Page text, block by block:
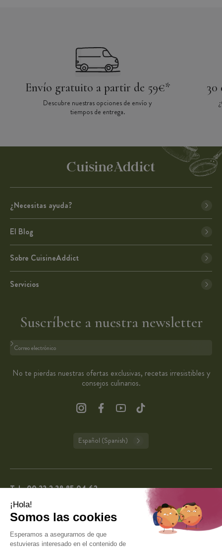
Envío gratuito a partir de 59€*
Descubre nuestras opciones de envío y
tiempos de entrega.
30
¿Necesitas ayuda?
El Blog
Sobre CuisineAddict
Servicios
Suscríbete a nuestra newsletter
Formato: dirección@email.com
No te pierdas nuestras ofertas exclusivas, recetas irresistibles y
consejos culinarios.
Español (Spanish)
Tel.:00 33 2 38 85 04 62
De lunes a viernes de 9:00 a 13:00 y de 14:00 a 16:00 (excepto días festivos en
Francia).
CuisineAddict tiene una calificación de 4,7 sobre 5
basada en más de 62.227 reseñas auténticas. Gracias